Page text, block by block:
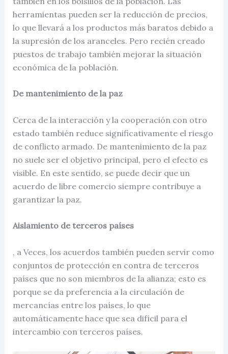
herramientas pueden ser la reducción de precios,
lo que llevará a los productos más baratos debido a
la supresión de los aranceles. Pero recién creado
puestos de trabajo también mejorar la situación
económica de la población.
De mantenimiento de la paz
Cerca de la interacción y la cooperación con otro
estado también reduce significativamente el riesgo
de conflicto armado. De mantenimiento de la paz
no suele ser el objetivo principal, pero el efecto es
visible. En este sentido, se puede decir que un
acuerdo de libre comercio siempre contribuye a
garantizar la paz.
Aislamiento de terceros países
, a Veces, los acuerdos también pueden servir como
conjuntos de protección en contra de terceros
países que no son miembros de la alianza; esto es
porque se da preferencia a la circulación de
mercancías entre los países, lo que
automáticamente hace que sea difícil para el
intercambio con terceros países.